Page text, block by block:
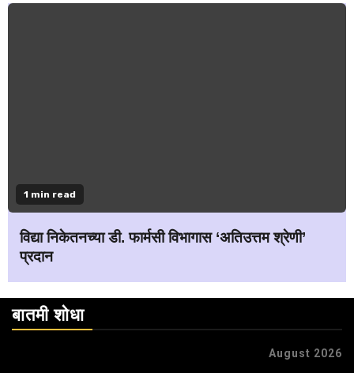
1 min read
विद्या निकेतनच्या डी. फार्मसी विभागास ‘अतिउत्तम श्रेणी’
प्रदान
बातमी शोधा
August 2026